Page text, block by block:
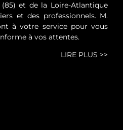
et de la Loire-Atlantique
et des professionnels. M.
à votre service pour vous
à vos attentes.
LIRE PLUS >>